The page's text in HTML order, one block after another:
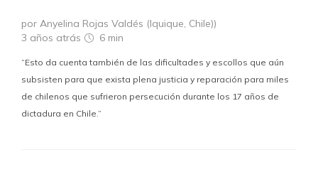
por Anyelina Rojas Valdés (Iquique, Chile))
3 años atrás
6 min
“Esto da cuenta también de las dificultades y escollos que aún
subsisten para que exista plena justicia y reparación para miles
de chilenos que sufrieron persecución durante los 17 años de
dictadura en Chile.”